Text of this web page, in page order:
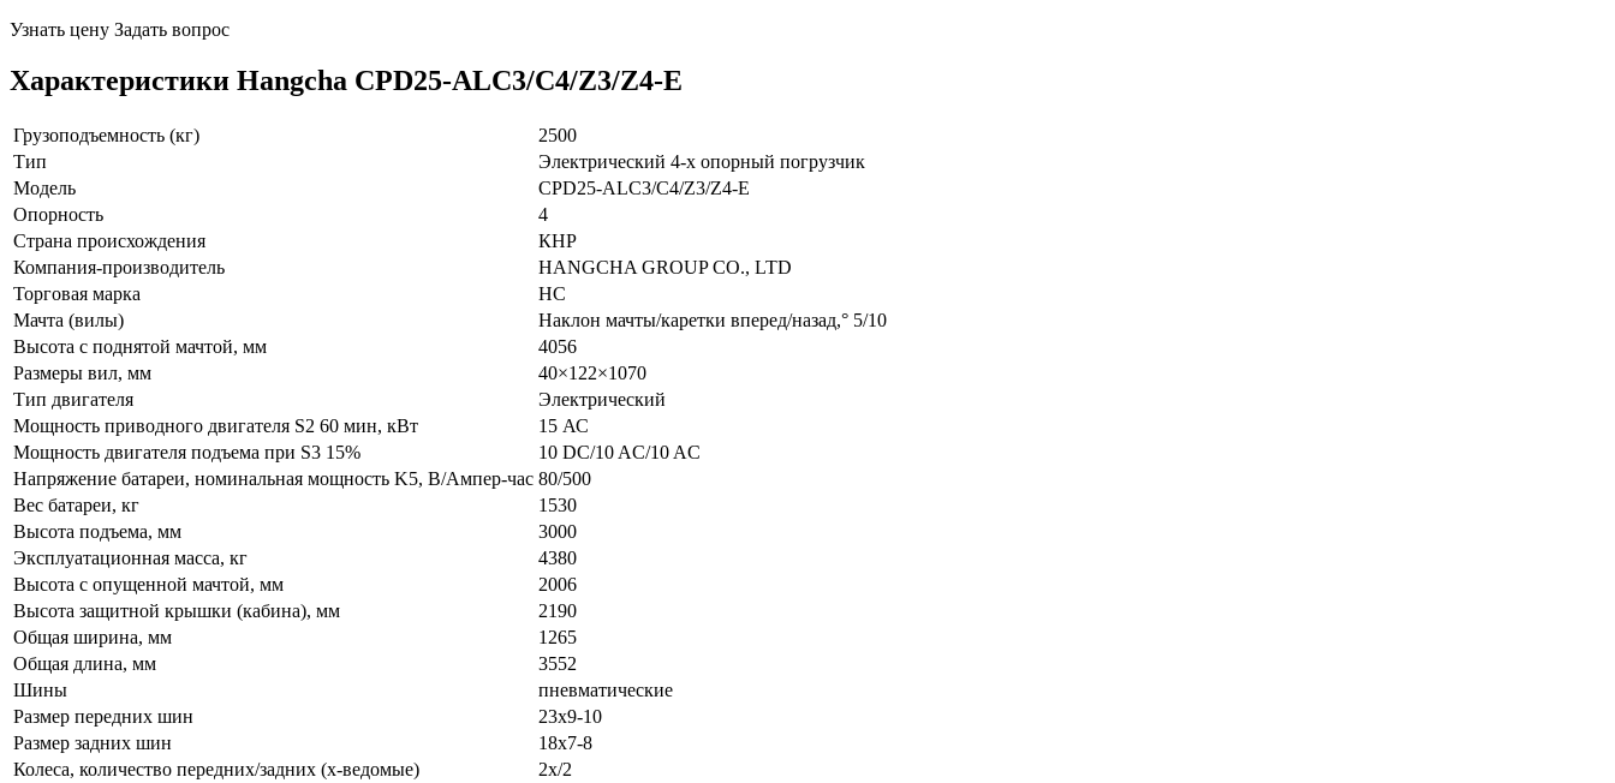
Узнать цену Задать вопрос
Характеристики Hangcha CPD25-ALC3/C4/Z3/Z4-E
Грузоподъемность (кг)
2500
Тип
Электрический 4-x опорный погрузчик
Модель
CPD25-ALC3/C4/Z3/Z4-E
Опорность
4
Страна происхождения
КНР
Компания-производитель
HANGCHA GROUP CO., LTD
Торговая марка
HC
Мачта (вилы)
Наклон мачты/каретки вперед/назад,° 5/10
Высота с поднятой мачтой, мм
4056
Размеры вил, мм
40×122×1070
Тип двигателя
Электрический
Мощность приводного двигателя S2 60 мин, кВт
15 АС
Мощность двигателя подъема при S3 15%
10 DC/10 AC/10 AC
Напряжение батареи, номинальная мощность K5, В/Ампер-час 80/500
Вес батареи, кг
1530
Высота подъема, мм
3000
Эксплуатационная масса, кг
4380
Высота с опущенной мачтой, мм
2006
Высота защитной крышки (кабина), мм
2190
Общая ширина, мм
1265
Общая длина, мм
3552
Шины
пневматические
Размер передних шин
23х9-10
Размер задних шин
18х7-8
Колеса, количество передних/задних (х-ведомые)
2х/2